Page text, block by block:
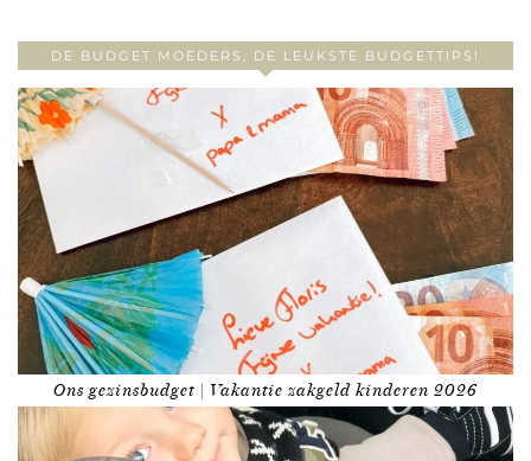
DE BUDGET MOEDERS, DE LEUKSTE BUDGETTIPS!
Ons gezinsbudget | Vakantie zakgeld kinderen 2026